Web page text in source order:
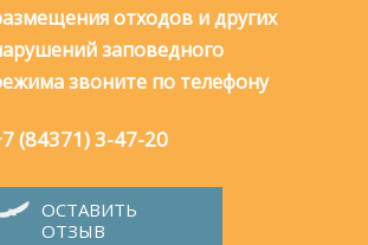
отходов и других
заповедного
звоните по телефону
(84371) 3-47-20
ОСТАВИТЬ
ОТЗЫВ